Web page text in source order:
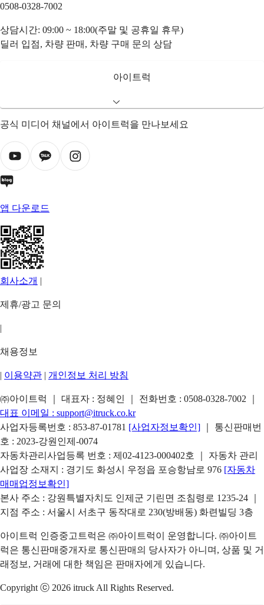
0508-0328-7002
상담시간: 09:00 ~ 18:00(주말 및 공휴일 휴무)
딜러 입점, 차량 판매, 차량 구매 문의 상담
아이트럭
공식 미디어 채널에서 아이트럭을 만나보세요
앱 다운로드
회사소개 |
제휴/광고 문의
|
채용정보
| 이용약관 | 개인정보 처리 방침
㈜아이트럭 ｜ 대표자 : 정혜인 ｜ 전화번호 : 0508-0328-7002
대표 이메일 : support@itruck.co.kr
사업자등록번호 : 853-87-01781 [사업자정보확인]
｜ 통신판매번
호 : 2023-강원인제-0074
자동차관리사업등록 번호 : 제02-4123-000402호 ｜ 자동차 관리
사업장 소재지 : 경기도 화성시 우정읍 포승항남로 976 [자동차
매매업정보확인]
본사 주소 : 강원특별자치도 인제군 기린면 조침령로 1235-24 ｜
지점 주소 : 서울시 서초구 동작대로 230(방배동) 화련빌딩 3층
아이트럭 인증중고트럭은 ㈜아이트럭이 운영합니다. ㈜아이트
럭은 통신판매중개자로 통신판매의 당사자가 아니며, 상품 및 거
래정보, 거래에 대한 책임은 판매자에게 있습니다.
Copyright ⓒ 2026 itruck All Rights Reserved.